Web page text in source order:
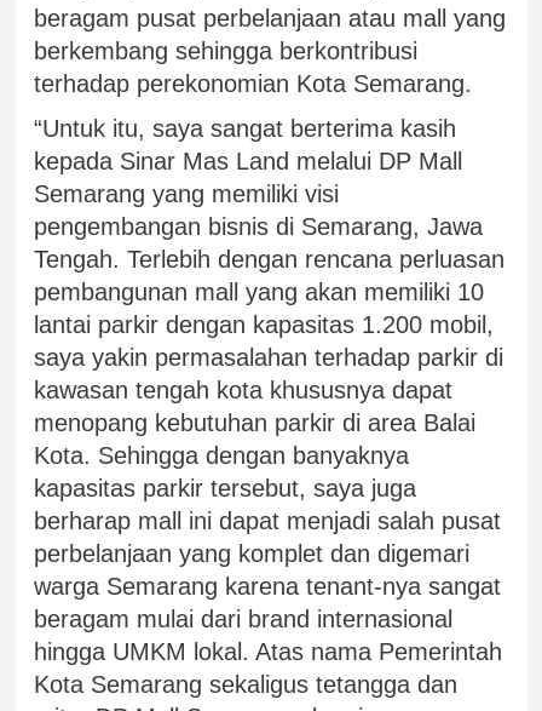
beragam pusat perbelanjaan atau mall yang
berkembang sehingga berkontribusi
terhadap perekonomian Kota Semarang.
“Untuk itu, saya sangat berterima kasih
kepada Sinar Mas Land melalui DP Mall
Semarang yang memiliki visi
pengembangan bisnis di Semarang, Jawa
Tengah. Terlebih dengan rencana perluasan
pembangunan mall yang akan memiliki 10
lantai parkir dengan kapasitas 1.200 mobil,
saya yakin permasalahan terhadap parkir di
kawasan tengah kota khususnya dapat
menopang kebutuhan parkir di area Balai
Kota. Sehingga dengan banyaknya
kapasitas parkir tersebut, saya juga
berharap mall ini dapat menjadi salah pusat
perbelanjaan yang komplet dan digemari
warga Semarang karena tenant-nya sangat
beragam mulai dari brand internasional
hingga UMKM lokal. Atas nama Pemerintah
Kota Semarang sekaligus tetangga dan